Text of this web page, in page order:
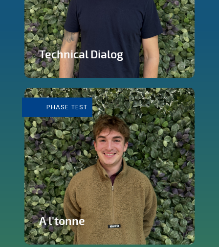
Technical Dialog
artistique
En savoir plus
PHASE TEST
A l'tonne